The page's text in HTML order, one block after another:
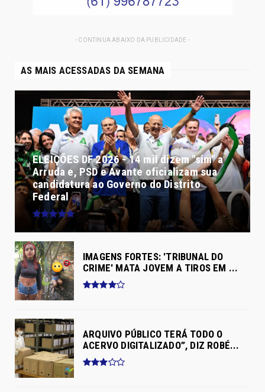
- CONTINUA ABAIXO DA PUBLICIDADE -
AS MAIS ACESSADAS DA SEMANA
ELEIÇÕES DF 2026 - 14 mil dizem "sim" a
Arruda e, PSD e Avante oficializam sua
candidatura ao Governo do Distrito
Federal
IMAGENS FORTES: 'TRIBUNAL DO
CRIME' MATA JOVEM A TIROS EM ...
ARQUIVO PÚBLICO TERÁ TODO O
ACERVO DIGITALIZADO”, DIZ ROBÉ...